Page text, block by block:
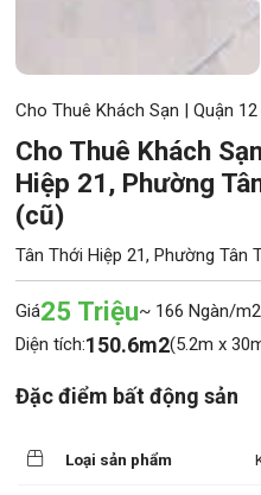
Cho Thuê Khách Sạn |Quận 12
Cho Thuê Khách
Hiệp 21, Phường
(cũ)
Tân Thới Hiệp 21, Phường Tân
Giá25 Triệu~ 166 Ngàn/m2
Diện tích:150.6m2(5.2m x
Đặc điểm bất động sản
Loại sản phẩm